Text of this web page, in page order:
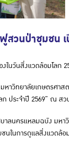
วนป่าชุมชน
นวันสิ่งแวดล้อมโลก
วิทยาลัยเกษตรศาส
ประจำปี 2569” ณ ส
ลนครแหลมฉบัง มห
นในการดูแลสิ่งแวดล้